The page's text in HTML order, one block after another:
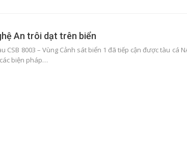
An trôi dạt trên biển
CSB 8003 – Vùng Cảnh sát biển 1 đã tiếp cận được tàu cá
biện pháp…